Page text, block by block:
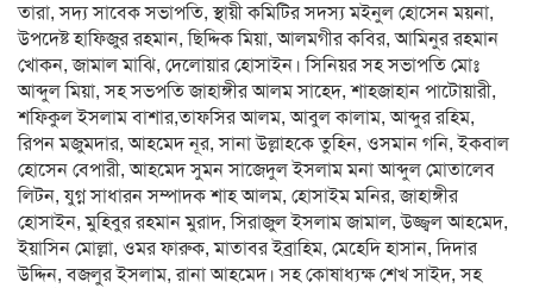
তারা, সদ্য সাবেক সভাপতি, স্থায়ী কমিটির সদস্য মইনুল হোসেন ময়না,
উপদেষ্ট হাফিজুর রহমান, ছিদ্দিক মিয়া, আলমগীর কবির, আমিনুর রহমান
খোকন, জামাল মাঝি, দেলোয়ার হোসাইন। সিনিয়র সহ সভাপতি মোঃ
আব্দুল মিয়া, সহ সভপতি জাহাঙ্গীর আলম সাহেদ, শাহজাহান পাটোয়ারী,
শফিকুল ইসলাম বাশার,তাফসির আলম, আবুল কালাম, আব্দুর রহিম,
রিপন মজুমদার, আহমেদ নূর, সানা উল্লাহকে তুহিন, ওসমান গনি, ইকবাল
হোসেন বেপারী, আহমেদ সুমন সাজেদুল ইসলাম মনা আব্দুল মোতালেব
লিটন, যুগ্ন সাধারন সম্পাদক শাহ আলম, হোসাইম মনির, জাহাঙ্গীর
হোসাইন, মুহিবুর রহমান মুরাদ, সিরাজুল ইসলাম জামাল, উজ্জ্বল আহমেদ,
ইয়াসিন মোল্লা, ওমর ফারুক, মাতাবর ইব্রাহিম, মেহেদি হাসান, দিদার
উদ্দিন, বজলুর ইসলাম, রানা আহমেদ। সহ কোষাধ্যক্ষ শেখ সাইদ, সহ